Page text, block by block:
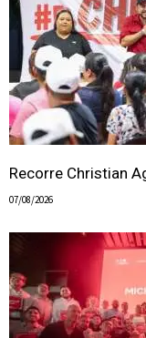
Recorre Christian
07/08/2026